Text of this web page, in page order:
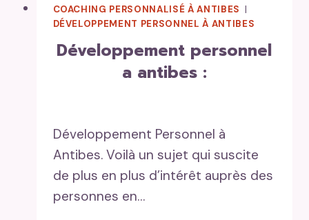
COACHING PERSONNALISÉ À ANTIBES |
DÉVELOPPEMENT PERSONNEL À ANTIBES
développement personnel
a antibes :
Développement Personnel à
Antibes. Voilà un sujet qui suscite
de plus en plus d’intérêt auprès des
personnes en…